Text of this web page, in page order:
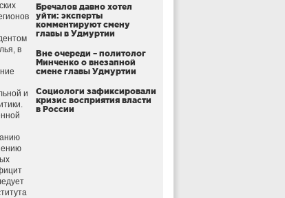
в
и
Бречалов давно хотел
уйти: эксперты
комментируют смену
главы в Удмуртии
Вне очереди – политолог
Минченко о внезапной
смене главы Удмуртии
Социологи зафиксировали
кризис восприятия власти
в России